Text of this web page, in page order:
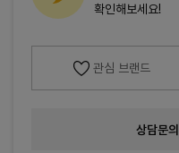
확인해보세요!
관심 브랜드
상담문의